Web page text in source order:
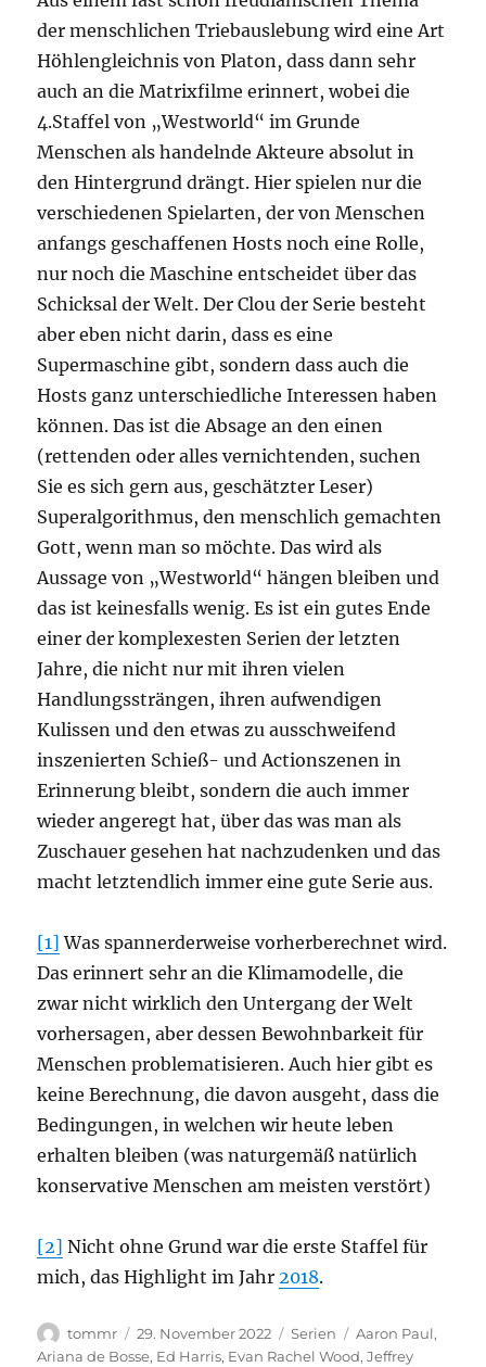
der menschlichen Triebauslebung wird eine Art
Höhlengleichnis von Platon, dass dann sehr
auch an die Matrixfilme erinnert, wobei die
4.Staffel von „Westworld“ im Grunde
Menschen als handelnde Akteure absolut in
den Hintergrund drängt. Hier spielen nur die
verschiedenen Spielarten, der von Menschen
anfangs geschaffenen Hosts noch eine Rolle,
nur noch die Maschine entscheidet über das
Schicksal der Welt. Der Clou der Serie besteht
aber eben nicht darin, dass es eine
Supermaschine gibt, sondern dass auch die
Hosts ganz unterschiedliche Interessen haben
können. Das ist die Absage an den einen
(rettenden oder alles vernichtenden, suchen
Sie es sich gern aus, geschätzter Leser)
Superalgorithmus, den menschlich gemachten
Gott, wenn man so möchte. Das wird als
Aussage von „Westworld“ hängen bleiben und
das ist keinesfalls wenig. Es ist ein gutes Ende
einer der komplexesten Serien der letzten
Jahre, die nicht nur mit ihren vielen
Handlungssträngen, ihren aufwendigen
Kulissen und den etwas zu ausschweifend
inszenierten Schieß- und Actionszenen in
Erinnerung bleibt, sondern die auch immer
wieder angeregt hat, über das was man als
Zuschauer gesehen hat nachzudenken und das
macht letztendlich immer eine gute Serie aus.
[1] Was spannerderweise vorherberechnet wird.
Das erinnert sehr an die Klimamodelle, die
zwar nicht wirklich den Untergang der Welt
vorhersagen, aber dessen Bewohnbarkeit für
Menschen problematisieren. Auch hier gibt es
keine Berechnung, die davon ausgeht, dass die
Bedingungen, in welchen wir heute leben
erhalten bleiben (was naturgemäß natürlich
konservative Menschen am meisten verstört)
[2] Nicht ohne Grund war die erste Staffel für
mich, das Highlight im Jahr2018.
Autor
tommr
Veröffentlicht
am
29. November 2022 Kategorien
Serien Schlagwörter
Aaron Paul,
Ariana de Bosse, Ed Harris, Evan Rachel Wood,Jeffrey